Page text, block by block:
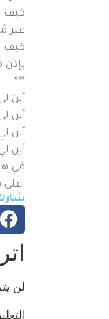
كيف
عبر
كيف
بإذن
***
أين
أين
أين
أين
في
لن